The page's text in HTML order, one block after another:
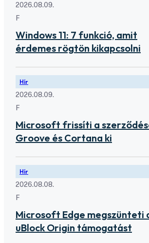
2026.08.09.
F
Windows 11: 7 funkció, amit
érdemes rögtön kikapcsolni
Hír
2026.08.09.
F
Microsoft frissíti a
Groove és Cortana ki
Hír
2026.08.08.
F
Microsoft Edge megszünteti
uBlock Origin támogatást